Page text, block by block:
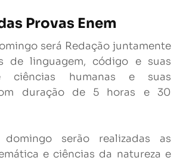
Provas Enem
será Redação juntamente
de linguagem, código e suas
ciências humanas e suas
duração de 5 horas e 30
serão realizadas as
e ciências da natureza e